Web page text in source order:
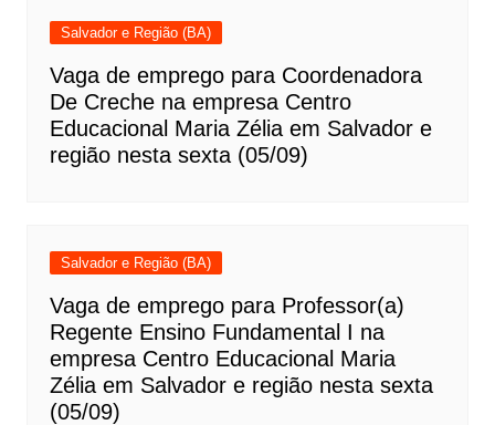
Salvador e Região (BA)
Vaga de emprego para Coordenadora
De Creche na empresa Centro
Educacional Maria Zélia em Salvador e
região nesta sexta (05/09)
Salvador e Região (BA)
Vaga de emprego para Professor(a)
Regente Ensino Fundamental I na
empresa Centro Educacional Maria
Zélia em Salvador e região nesta sexta
(05/09)